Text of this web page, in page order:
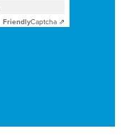
FriendlyCaptcha ⇗